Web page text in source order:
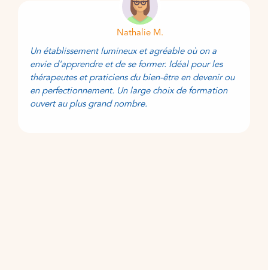
Nathalie M.
Un établissement lumineux et agréable où on a
envie d'apprendre et de se former. Idéal pour les
thérapeutes et praticiens du bien-être en devenir ou
en perfectionnement. Un large choix de formation
ouvert au plus grand nombre.